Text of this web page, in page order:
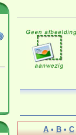
A • B • C